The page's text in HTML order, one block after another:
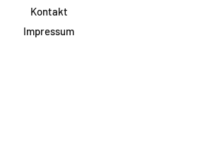
Kontakt
Impressum